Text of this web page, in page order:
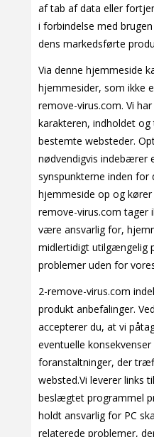
af tab af data eller
i forbindelse med
dens markedsførte
Via denne hjemmeside
hjemmesider, som ikke
remove-virus.com. Vi
karakteren, indholdet
bestemte websteder.
nødvendigvis indebærer
synspunkterne inden
hjemmeside op og
remove-virus.com tager
være ansvarlig for,
midlertidigt utilgængelig
problemer uden for
2-remove-virus.com
produkt anbefalinger.
accepterer du, at vi
eventuelle
foranstaltninger, der
websted.Vi leverer links
beslægtet programmel
holdt ansvarlig for PC
relaterede problemer,